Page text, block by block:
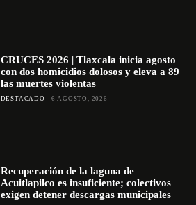
CRUCES 2026 | Tlaxcala inicia agosto
con dos homicidios dolosos y eleva a 89
las muertes violentas
DESTACADO 6 AGOSTO, 2026
Recuperación de la laguna de
Acuitlapilco es insuficiente; colectivos
exigen detener descargas municipales